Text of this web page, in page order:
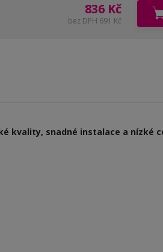
836 Kč
bez DPH 691 Kč
kvality, snadné instalace a nízké